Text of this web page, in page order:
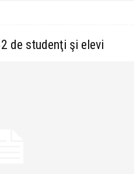
de studenţi şi elevi